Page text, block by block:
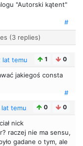
"Autorski kątent"
#
(3 replies)
lat temu 1 0
jakiegoś consta
#
lat temu 0 0
nick
raczej nie ma sensu,
gadane o tym, ale